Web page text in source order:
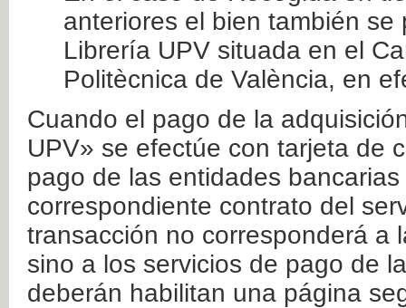
anteriores el bien también
Librería UPV situada en el
Politècnica de València, en
Cuando el pago de la
UPV» se efectúe con tarjeta de
pago de las entidades
correspondiente contrato del
transacción no corresponderá a
sino a los servicios de pago de
deberán habilitan una página